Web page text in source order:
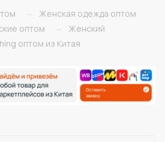
—
Женская одежда оптом
оптом —
Женский
оптом из Китая